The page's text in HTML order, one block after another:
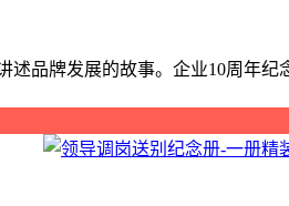
品牌发展的故事。企业10周年纪